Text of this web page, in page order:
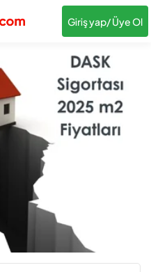
Giriş yap/ Üye Ol